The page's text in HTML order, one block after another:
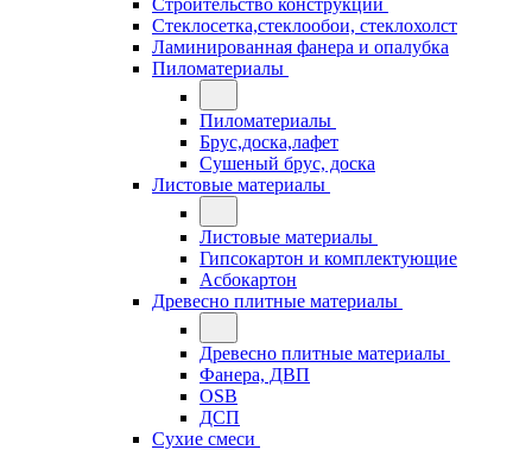
Строительство конструкций
Стеклосетка,стеклообои, стеклохолст
Ламинированная фанера и опалубка
Пиломатериалы
Пиломатериалы
Брус,доска,лафет
Сушеный брус, доска
Листовые материалы
Листовые материалы
Гипсокартон и комплектующие
Асбокартон
Древесно плитные материалы
Древесно плитные материалы
Фанера, ДВП
OSB
ДСП
Сухие смеси